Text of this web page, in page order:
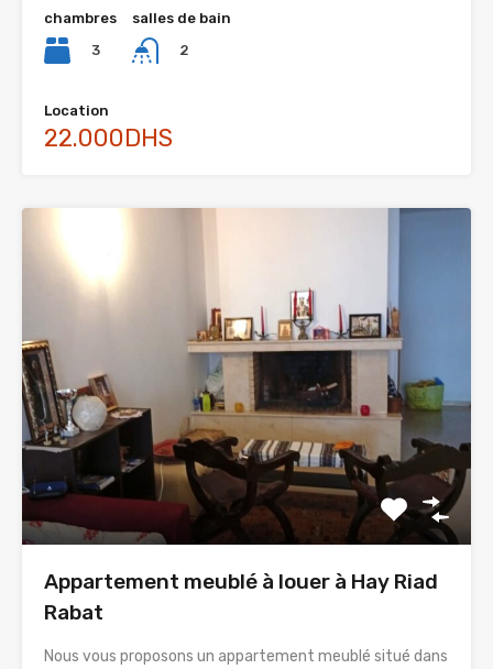
chambres
3
salles de bain
2
Location
22.000DHS
Appartement meublé à louer à Hay Riad
Rabat
Nous vous proposons un appartement meublé situé dans